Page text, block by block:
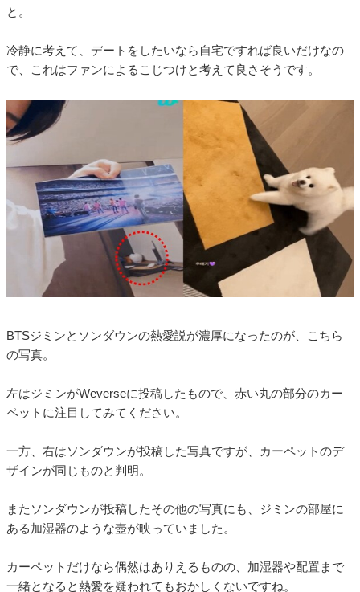
と。
冷静に考えて、デートをしたいなら自宅ですれば良いだけなの
で、これはファンによるこじつけと考えて良さそうです。
BTSジミンとソンダウンの熱愛説が濃厚になったのが、こちら
の写真。
左はジミンがWeverseに投稿したもので、赤い丸の部分のカー
ペットに注目してみてください。
一方、右はソンダウンが投稿した写真ですが、カーペットのデ
ザインが同じものと判明。
またソンダウンが投稿したその他の写真にも、ジミンの部屋に
ある加湿器のような壺が映っていました。
カーペットだけなら偶然はありえるものの、加湿器や配置まで
一緒となると熱愛を疑われてもおかしくないですね。